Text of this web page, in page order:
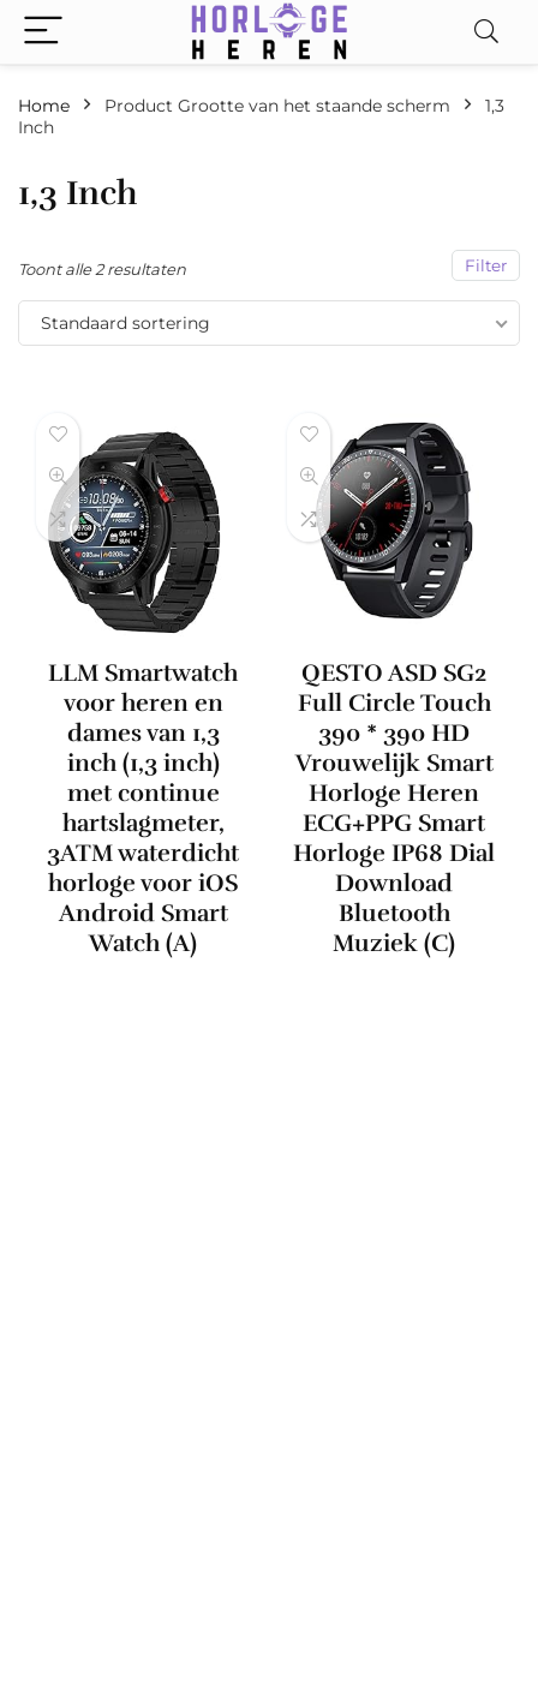
Home Product Grootte van het staande scherm
‎1,3
Inch
‎1,3 Inch
Filter
Toont alle 2 resultaten
Standaard sortering
LLM Smartwatch
voor heren en
dames van 1,3
inch (1,3 inch)
met continue
hartslagmeter,
3ATM waterdicht
horloge voor iOS
Android Smart
Watch (A)
QESTO ASD SG2
Full Circle Touch
390 * 390 HD
Vrouwelijk Smart
Horloge Heren
ECG+PPG Smart
Horloge IP68 Dial
Download
Bluetooth
Muziek (C)